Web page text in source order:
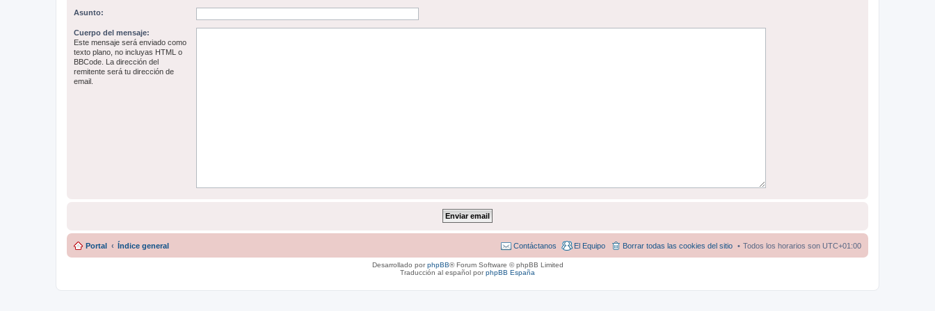
Asunto:
Cuerpo del mensaje:
Este mensaje será enviado como
texto plano, no incluyas HTML o
BBCode. La dirección del
remitente será tu dirección de
email.
Portal Índice general Todos los horarios son UTC+01:00
Borrar todas las cookies del sitio
El Equipo
Contáctanos
Desarrollado porphpBB® Forum Software © phpBB Limited
Traducción al español porphpBB España